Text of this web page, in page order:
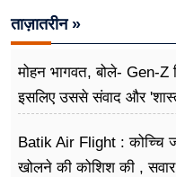
ताज़ातरीन »
मोहन भागवत, बोले- Gen-Z
इसलिए उससे संवाद और
Batik Air Flight : कोच्चि
खोलने की कोशिश की ,